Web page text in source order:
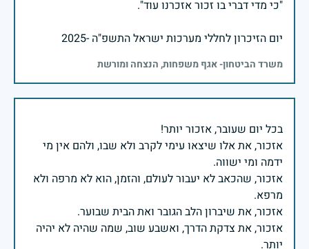
יום הזיכרון לחללי מערכות ישראל התשפ"ה -2025
משרד הביטחון- אגף משפחות, הנצחה ומורשת
אזכור, את אלו שיצאו עימי לקרב ולא שבו, ולהם אין מי
אזכור, שהכאב לא יעבור לעולם, והזמן, הוא לא מרפה ולא
אזכור, את צדקת הדרך, ואשבע שוב, שמה שהיה לא יהיה